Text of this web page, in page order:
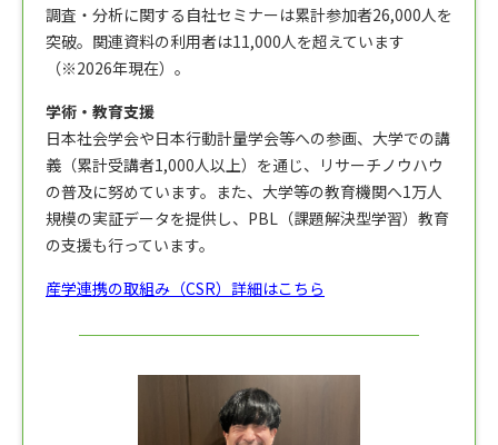
調査・分析に関する自社セミナーは累計参加者26,000人を
突破。関連資料の利用者は11,000人を超えています
（※2026年現在）。
学術・教育支援
日本社会学会や日本行動計量学会等への参画、大学での講
義（累計受講者1,000人以上）を通じ、リサーチノウハウ
の普及に努めています。また、大学等の教育機関へ1万人
規模の実証データを提供し、PBL（課題解決型学習）教育
の支援も行っています。
産学連携の取組み（CSR）詳細はこちら